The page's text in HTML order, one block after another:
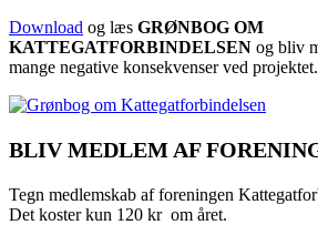
Download og læs GRØNBOG OM
KATTEGATFORBINDELSEN og bliv
mange negative konsekvenser ved
BLIV MEDLEM AF
Tegn medlemskab af foreningen
Det koster kun 120 kr om året.